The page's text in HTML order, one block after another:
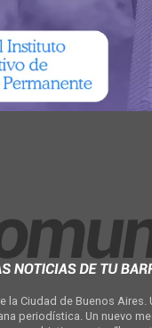
la Ciudad de Buenos Aires.
periodística. Un nuevo